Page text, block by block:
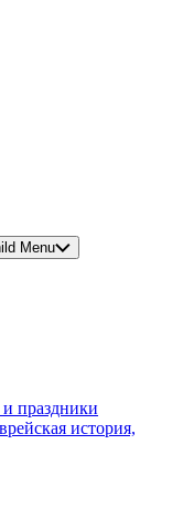
Menu
праздники
история,